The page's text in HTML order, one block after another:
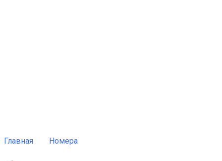
Главная Номера